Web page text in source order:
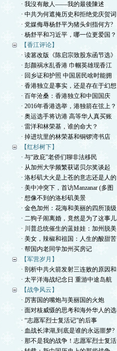
· 我沒有敵人——我的最後陳述
· 中共为何遮掩历史和拒绝党庆贺词
· 党媒侮辱杨舒平为猪头剑指何方?
· 杨舒平和习近平，哪一位更爱国？
【香江评论】
· 读篡改版《陈启宗致股东函节选》
· 彭颜祸水乱香港 巾帼英雄现香江
· 回乡证和护照 中国居民啥时能拥
· 香港独立是事实，还是存在于幻想
· 百年沧桑：香港独立和中国国庆
· 2016年香港选举，港独箭在弦上？
· 奥运选手将访港 高等华人真买账
· 雷洋和林荣基，谁的命大？
· 掉进坑里的林荣基和铜锣湾书店
【红杉树下】
· 与“政庇”老侨们聊非法移民
· 从加州大学频繁获诺贝尔奖谈起
· 洛杉矶大火是上苍的意志还是人的
· 美中冲突下，首访Manzanar (多图
· 想像不到的洛杉矶美景
· 金色加州：花海和美丽的四所顶级
· 二狗子闹离婚，竟然是为了这事儿
· 川普总统催生的蓝娃娃：加州脱美
· 美女，辣椒和祖国：人生的酸甜苦
· 帮国内老同学加州买房记
【军营岁月】
· 剖析中共火箭发射三连败的原因和
· 太平洋海战纪念日 重游中途岛航
【战争风云】
· 厉害国的嘴炮与美丽国的火炮
· 面对核威慑的思考和海外华人的选
· “志愿军烈士复活记”的后事
· 血战长津湖,到底是谁的永远噩梦?
· 那不是我的战争！志愿军烈士复活